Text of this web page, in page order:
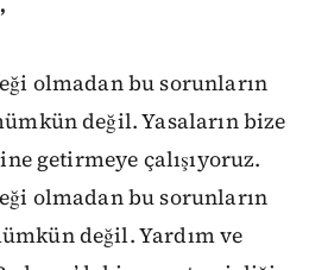
olmadan bu sorunların
değil. Yasaların bize
getirmeye çalışıyoruz.
olmadan bu sorunların
değil. Yardım ve